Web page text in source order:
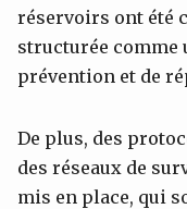
réservoirs ont été
structurée comme
prévention et de
De plus, des
des réseaux de
mis en place, qui